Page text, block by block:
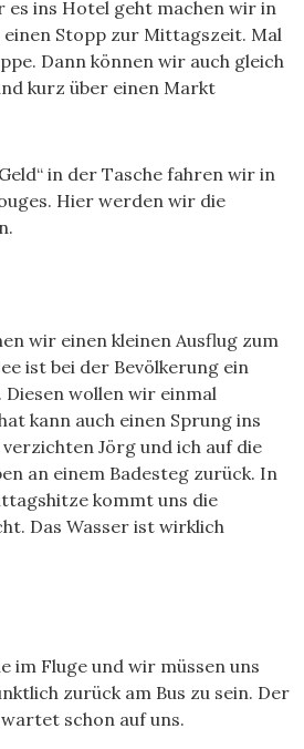
es ins Hotel geht machen wir in
Stopp zur Mittagszeit. Mal
Dann können wir auch gleich
kurz über einen Markt
in der Tasche fahren wir in
Hier werden wir die
wir einen kleinen Ausflug zum
ist bei der Bevölkerung ein
Diesen wollen wir einmal
kann auch einen Sprung ins
verzichten Jörg und ich auf die
an einem Badesteg zurück. In
kommt uns die
Das Wasser ist wirklich
im Fluge und wir müssen uns
zurück am Bus zu sein. Der
schon auf uns.